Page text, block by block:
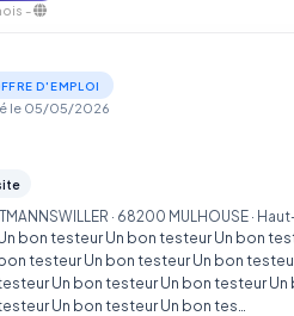
-
D'EMPLOI
le 05/05/2026
· 68200 MULHOUSE ·
bon testeur Un bon testeur Un bon
testeur Un bon testeur Un bon
Un bon testeur Un bon testeur
Un bon testeur Un bon tes…